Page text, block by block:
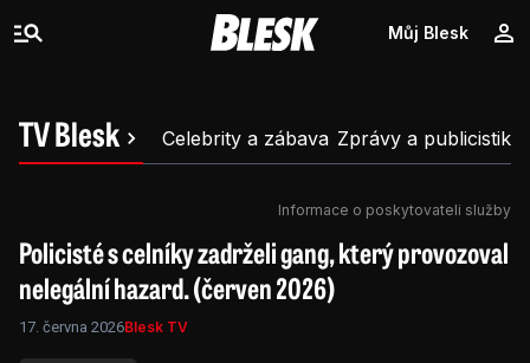
Můj Blesk
TV Blesk Celebrity a zábava Zprávy a publicistika
Informace o poskytovateli služby
Policisté s celníky zadrželi gang, který provozoval
nelegální hazard. (červen 2026)
17. června 2026Blesk TV